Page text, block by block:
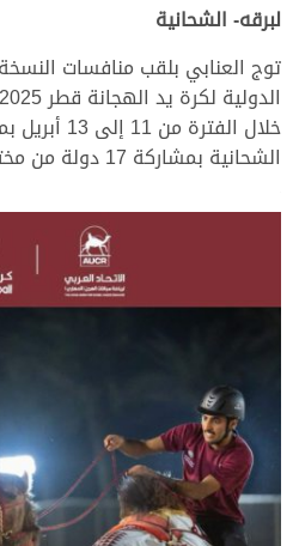
لبرقه- الشحانية
توج العنابي بلقب منافسات
خلال
الشحانية بمشاركة 17 دولة من مختلف قارات العالم الخمس.